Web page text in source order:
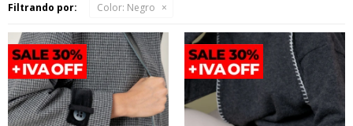
Filtrando por: Color: Negro